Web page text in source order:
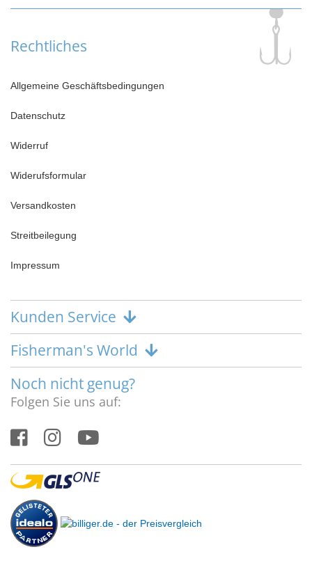
Rechtliches
Allgemeine Geschäftsbedingungen
Datenschutz
Widerruf
Widerufsformular
Versandkosten
Streitbeilegung
Impressum
Kunden Service
Fisherman's World
Noch nicht genug?
Folgen Sie uns auf: